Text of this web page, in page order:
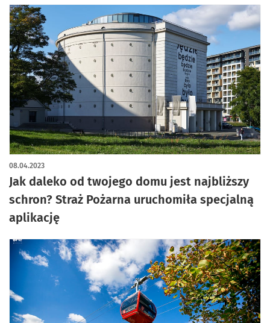
Jak daleko od twojego domu jest najbliższy
schron? Straż Pożarna uruchomiła specjalną
aplikację
08.04.2023